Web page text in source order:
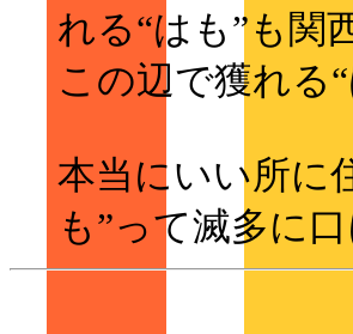
れる“はも”も関
この辺で獲れる
本当にいい所に
も”って滅多に